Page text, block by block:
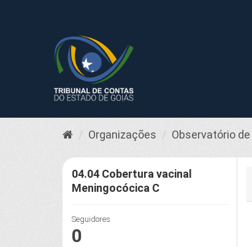
Organizações Observatório
04.04 Cobertura vacinal
Meningocócica C
Seguidores
0